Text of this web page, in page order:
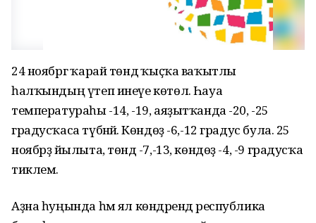
24 ноябргә ҡарай төндә ҡыҫҡа ваҡытлы
һалҡындың үтеп инеүе көтөлә. Һауа
температураһы -14, -19, аяҙытҡанда -20, -25
градусҡаса түбәнәйә. Көндөҙ -6,-12 градус була. 25
ноябрҙә йылыта, төндә -7,-13, көндөҙ -4, -9 градусҡа
тиклем.
Аҙна һуңында һәм ял көндәрендә республика